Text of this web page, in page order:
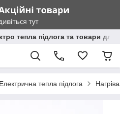
тепла підлога та товари для
Електрична тепла підлога